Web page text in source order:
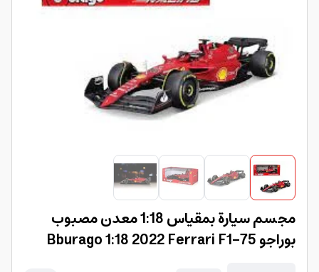
مجسم سيارة بمقياس 1:18 معدن مصبوب
بوراجو Bburago 1:18 2022 Ferrari F1-75